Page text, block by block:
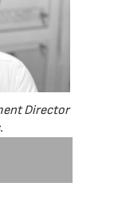
Director